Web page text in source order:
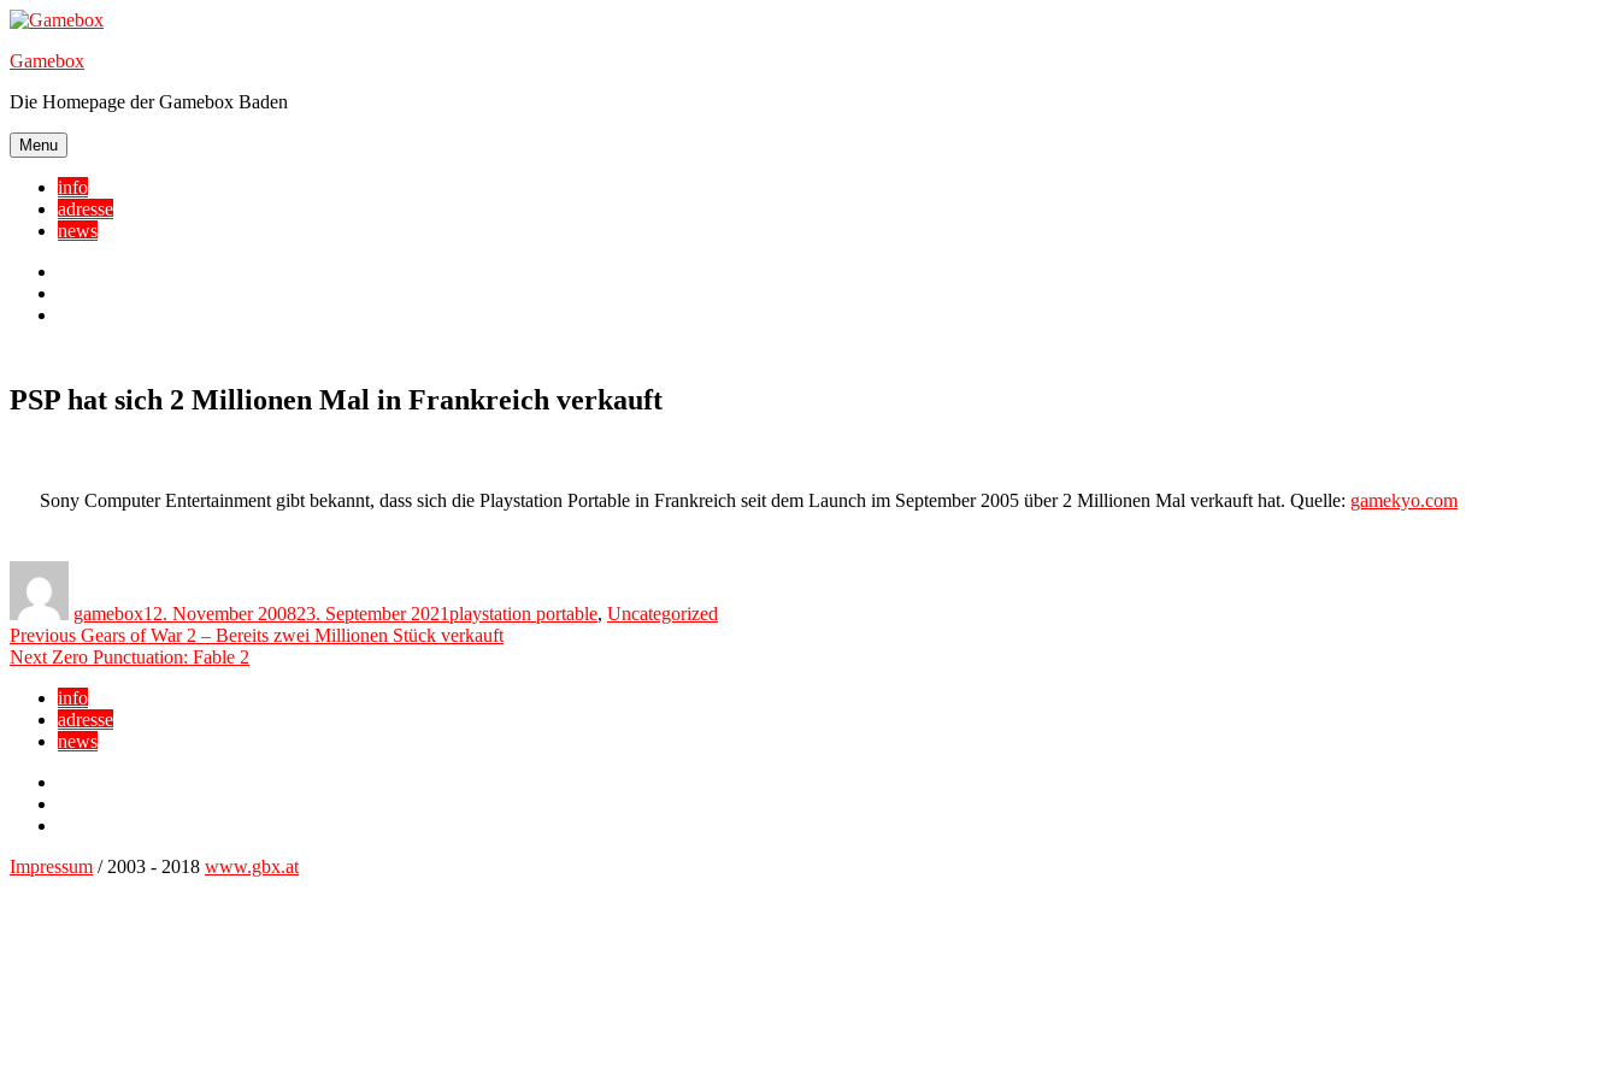
Skip
content
Gamebox
Die Homepage der Gamebox Baden
Menu
info
adresse
news
PSP hat sich 2 Millionen Mal in Frankreich verkauft
Sony Computer Entertainment gibt bekannt, dass sich die Playstation Portable in Frankreich seit dem Launch im September 2005 über 2 Millionen Mal verkauft hat. Quelle: gamekyo.com
gamebox12. November 200823. September 2021playstation portable, Uncategorized
Beitragsnavigation
Previous Previous
post:
Gears of War 2 – Bereits zwei Millionen Stück verkauft
Next Next
Zero Punctuation: Fable 2
info
adresse
news
Impressum / 2003 - 2018 www.gbx.at